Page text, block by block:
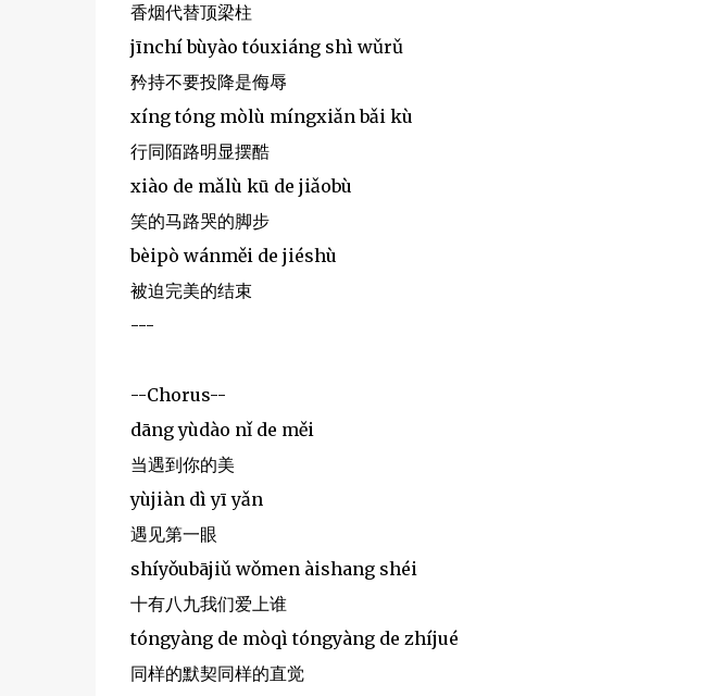
香烟代替顶梁柱
jīnchí bùyào tóuxiáng shì wǔrǔ
矜持不要投降是侮辱
xíng tóng mòlù míngxiǎn bǎi kù
行同陌路明显摆酷
xiào de mǎlù kū de jiǎobù
笑的马路哭的脚步
bèipò wánměi de jiéshù
被迫完美的结束
---
--Chorus--
dāng yùdào nǐ de měi
当遇到你的美
yùjiàn dì yī yǎn
遇见第一眼
shíyǒubājiǔ wǒmen àishang shéi
十有八九我们爱上谁
tóngyàng de mòqì tóngyàng de zhíjué
同样的默契同样的直觉